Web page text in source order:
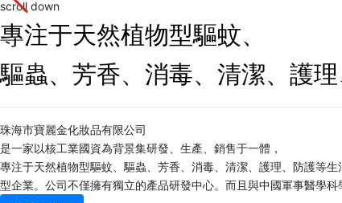
scroll down
專注于天然植物型驅蚊、
驅蟲、芳香、消毒、清潔、護
珠海市寶麗金化妝品有限公司
是一家以核工業國資為背景集研發、生產、銷售于一體，
專注于天然植物型驅蚊、驅蟲、芳香、消毒、清潔、護理、防護等
型企業。公司不僅擁有獨立的產品研發中心。而且與中國軍事醫學科